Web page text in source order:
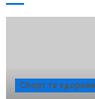
Спорт та здоровя